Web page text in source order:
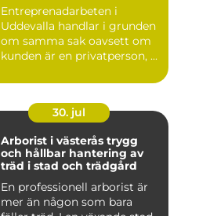
Entreprenadarbeten i
Uddevalla handlar i grunden
om samma sak oavsett om
kunden är en privatperson, ...
30. jul
Arborist i västerås trygg
och hållbar hantering av
träd i stad och trädgård
En professionell arborist är
mer än någon som bara